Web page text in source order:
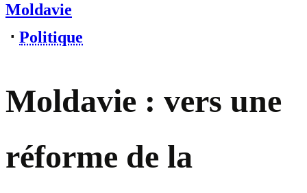
Moldavie
⋅ Politique
Moldavie : vers une
réforme de la